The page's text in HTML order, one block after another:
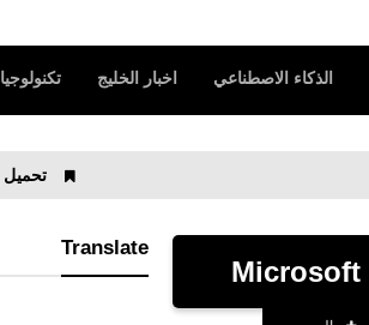
الذكاء الاصطناعي اخبار الخليج تكنولوجيا
تحميل لعبة Fortnite للآيفون والأندرويد 2020
Translate